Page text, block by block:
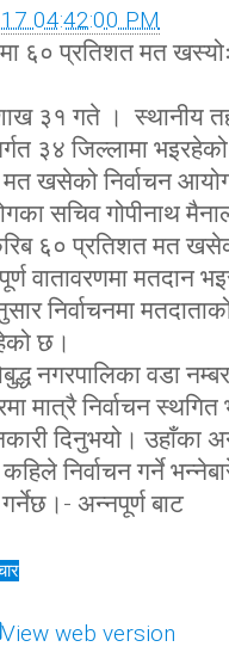
04:42:00 PM
३१ गते । स्थानीय
३४ जिल्लामा भइरहेको
खसेको निर्वाचन
सचिव गोपीनाथ
६० प्रतिशत मत
वातावरणमा मतदान
निर्वाचनमा
छ।
नगरपालिका वडा
मात्रै निर्वाचन
दिनुभयो। उहाँका
निर्वाचन गर्ने
अन्नपूर्ण बाट
View web version